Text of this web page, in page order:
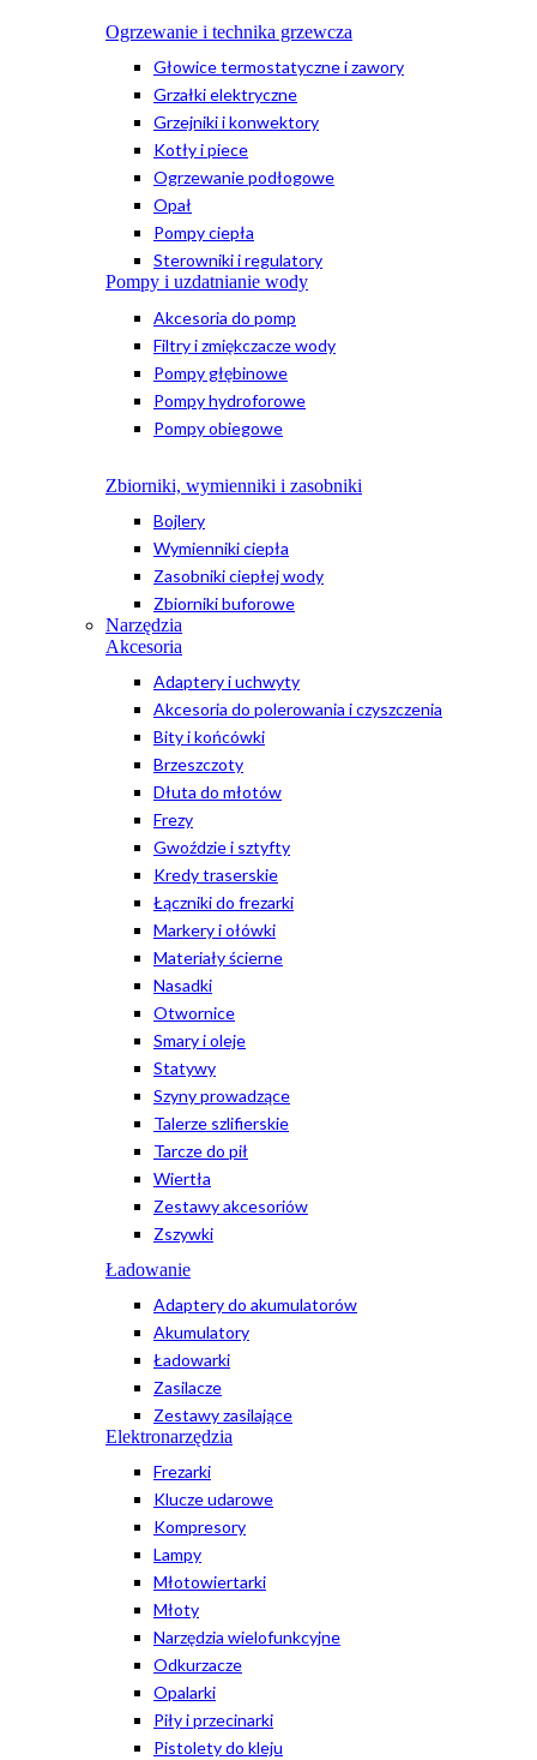
Ogrzewanie i technika grzewcza
Głowice termostatyczne i zawory
Grzałki elektryczne
Grzejniki i konwektory
Kotły i piece
Ogrzewanie podłogowe
Opał
Pompy ciepła
Sterowniki i regulatory
Pompy i uzdatnianie wody
Akcesoria do pomp
Filtry i zmiękczacze wody
Pompy głębinowe
Pompy hydroforowe
Pompy obiegowe
Zbiorniki, wymienniki i zasobniki
Bojlery
Wymienniki ciepła
Zasobniki ciepłej wody
Zbiorniki buforowe
Narzędzia
Akcesoria
Adaptery i uchwyty
Akcesoria do polerowania i czyszczenia
Bity i końcówki
Brzeszczoty
Dłuta do młotów
Frezy
Gwoździe i sztyfty
Kredy traserskie
Łączniki do frezarki
Markery i ołówki
Materiały ścierne
Nasadki
Otwornice
Smary i oleje
Statywy
Szyny prowadzące
Talerze szlifierskie
Tarcze do pił
Wiertła
Zestawy akcesoriów
Zszywki
Ładowanie
Adaptery do akumulatorów
Akumulatory
Ładowarki
Zasilacze
Zestawy zasilające
Elektronarzędzia
Frezarki
Klucze udarowe
Kompresory
Lampy
Młotowiertarki
Młoty
Narzędzia wielofunkcyjne
Odkurzacze
Opalarki
Piły i przecinarki
Pistolety do kleju